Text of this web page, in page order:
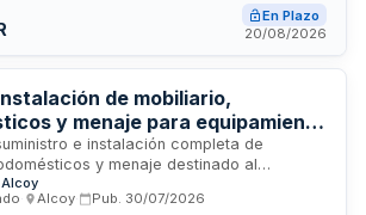
se realizará mediante
con pluralidad de criterios. La
Europea a través del Plan de
y Resiliencia aprobado por el
En Plazo
20/08/2026
de mobiliario,
y menaje para equipamiento
del Barrio del
e instalación completa de
y menaje destinado al
locales y zonas comunes del
ubicado en el Barrio del Partidor. El
Alcoy Pub. 30/07/2026